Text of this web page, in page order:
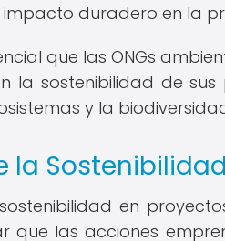
duradero en la
que las ONGs
la sostenibilidad de
y la
la
en
que las acciones